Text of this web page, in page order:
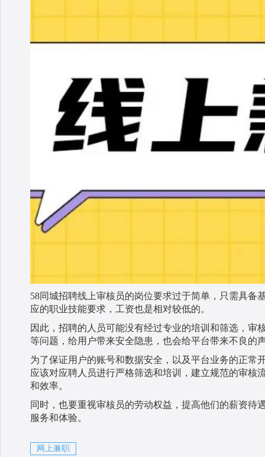
58同城招聘线上审核员的岗位要求过于简单，只需具备
应的职业技能要求，工资也是相对较低的。
因此，招聘的人员可能没有经过专业的培训和筛选，审
等问题，给用户带来安全隐患，也会给平台带来不良的
为了保证用户的账号和数据安全，以及平台业务的正常
应该对应聘人员进行严格筛选和培训，建立规范的审核
和效率。
同时，也要重视审核员的劳动权益，提高他们的薪资待
服务和体验。
网上兼职